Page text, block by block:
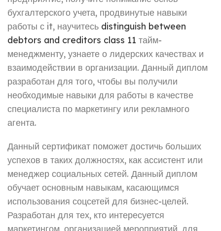
бухгалтерского учета, продвинутые навыки
работы с it, научитесь distinguish between
debtors and creditors class 11 тайм-
менеджменту, узнаете о лидерских качествах и
взаимодействии в организации. Данный диплом
разработан для того, чтобы вы получили
необходимые навыки для работы в качестве
специалиста по маркетингу или рекламного
агента.
Данный сертификат поможет достичь больших
успехов в таких должностях, как ассистент или
менеджер социальных сетей. Данный диплом
обучает основным навыкам, касающимся
использования соцсетей для бизнес-целей.
Разработан для тех, кто интересуется
маркетингом, организацией мероприятий, для